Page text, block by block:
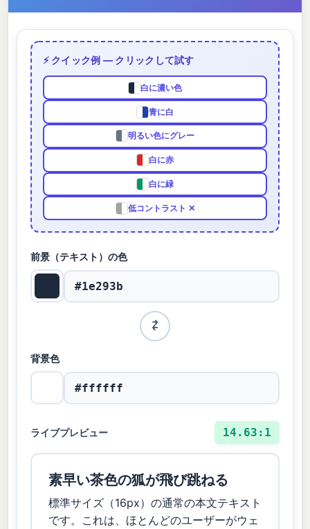
⚡ クイック例 — クリックして試す
白に濃い色
青に白
明るい色にグレー
白に赤
白に緑
低コントラスト ✕
前景（テキスト）の色
⇄
背景色
ライブプレビュー 14.63:1
素早い茶色の狐が飛び跳ねる
標準サイズ（16px）の通常の本文テキスト
です。これは、ほとんどのユーザーがウェ